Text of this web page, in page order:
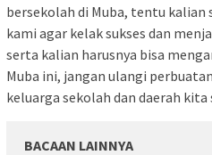
bersekolah di Muba, tentu kalian
kami agar kelak sukses dan
serta kalian harusnya bisa
Muba ini, jangan ulangi
keluarga sekolah dan daerah kita
BACAAN LAINNYA